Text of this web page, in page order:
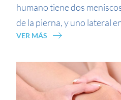
humano tiene dos
de la pierna, y uno lateral
VER MÁS